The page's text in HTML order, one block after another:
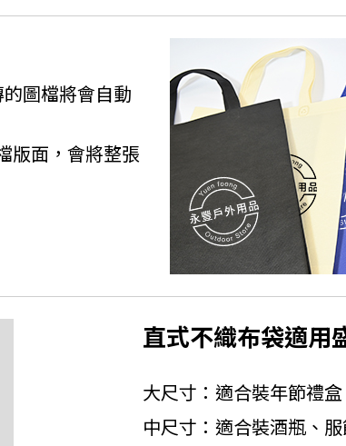
圖檔將會自動
版面，會將整張
直式不織布袋適用
大尺寸：適合裝年節禮
中尺寸：適合裝酒瓶、